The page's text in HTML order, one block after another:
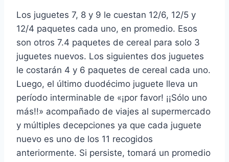
Los juguetes 7, 8 y 9 le cuestan 12/6, 12/5 y
12/4 paquetes cada uno, en promedio. Esos
son otros 7.4 paquetes de cereal para solo 3
juguetes nuevos. Los siguientes dos juguetes
le costarán 4 y 6 paquetes de cereal cada uno.
Luego, el último duodécimo juguete lleva un
período interminable de «¡por favor! ¡¡Sólo uno
más!!» acompañado de viajes al supermercado
y múltiples decepciones ya que cada juguete
nuevo es uno de los 11 recogidos
anteriormente. Si persiste, tomará un promedio